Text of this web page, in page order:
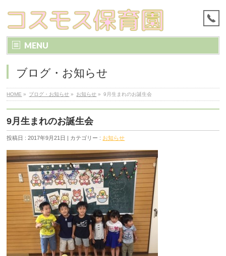
MENU
ブログ・お知らせ
HOME » ブログ・お知らせ » お知らせ » 9月生まれのお誕生会
9月生まれのお誕生会
投稿日 : 2017年9月21日 | カテゴリー : お知らせ